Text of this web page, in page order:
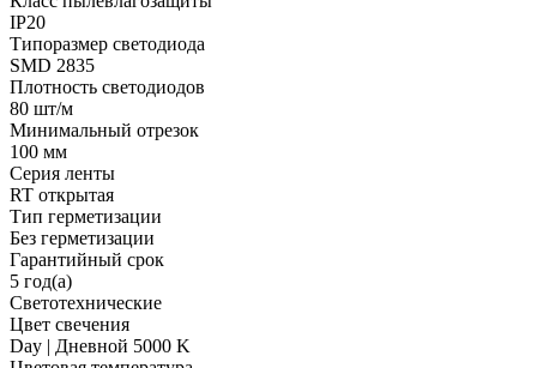
IP20
Типоразмер светодиода
SMD 2835
Плотность светодиодов
80 шт/м
Минимальный отрезок
100 мм
Серия ленты
RT открытая
Тип герметизации
Без герметизации
Гарантийный срок
5 год(а)
Светотехнические
Цвет свечения
Day | Дневной 5000 K